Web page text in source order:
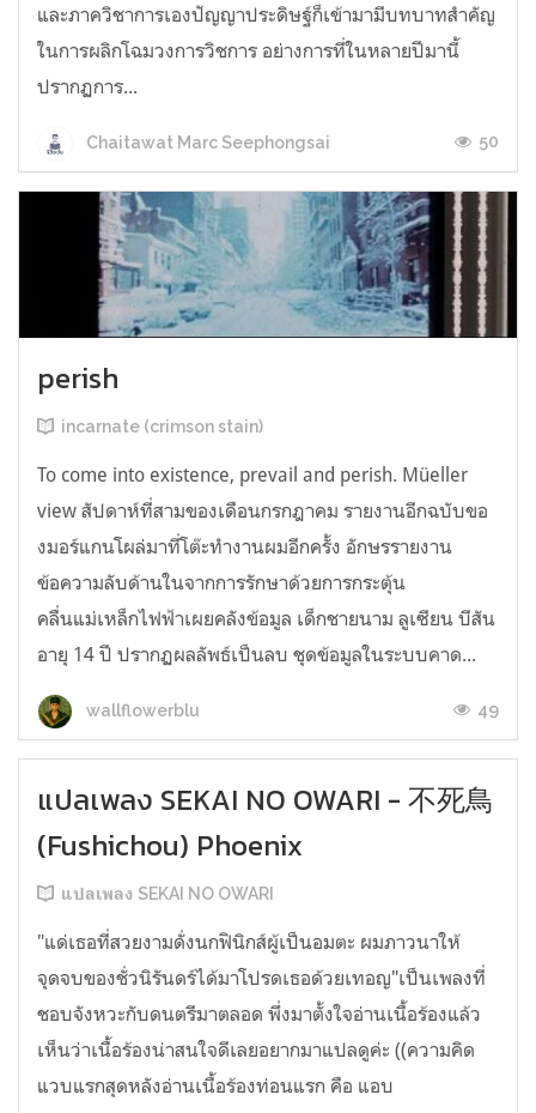
และภาควิชาการเองปัญญาประดิษฐ์ก็เข้ามามีบทบาทสำคัญ
ในการผลิกโฉมวงการวิชการ อย่างการที่ในหลายปีมานี้
ปรากฏการ...
Chaitawat Marc Seephongsai 50
perish
incarnate (crimson stain)
To come into existence, prevail and perish. Müeller
view สัปดาห์ที่สามของเดือนกรกฎาคม รายงานอีกฉบับขอ
งมอร์แกนโผล่มาที่โต๊ะทำงานผมอีกครั้ง อักษรรายงาน
ข้อความลับด้านในจากการรักษาด้วยการกระตุ้น
คลื่นแม่เหล็กไฟฟ้าเผยคลังข้อมูล เด็กชายนาม ลูเซียน บีสัน
อายุ 14 ปี ปรากฏผลลัพธ์เป็นลบ ชุดข้อมูลในระบบคาด...
wallflowerblu 49
แปลเพลง SEKAI NO OWARI - 不死鳥
(Fushichou) Phoenix
แปลเพลง SEKAI NO OWARI
"แด่เธอที่สวยงามดั่งนกฟินิกส์ผู้เป็นอมตะ ผมภาวนาให้
จุดจบของชั่วนิรันดร์ได้มาโปรดเธอด้วยเทอญ"เป็นเพลงที่
ชอบจังหวะกับดนตรีมาตลอด พึ่งมาตั้งใจอ่านเนื้อร้องแล้ว
เห็นว่าเนื้อร้องน่าสนใจดีเลยอยากมาแปลดูค่ะ ((ความคิด
แวบแรกสุดหลังอ่านเนื้อร้องท่อนแรก คือ แอบ